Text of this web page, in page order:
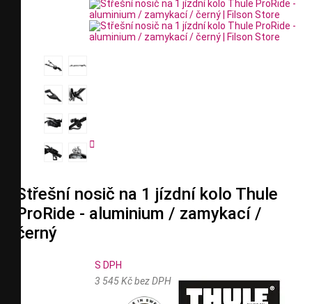


Střešní nosič na 1 jízdní kolo Thule
ProRide - aluminium / zamykací /
černý
S DPH
3 545 Kč bez DPH